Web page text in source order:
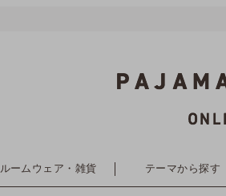
ルームウェア・雑貨 テーマから探す